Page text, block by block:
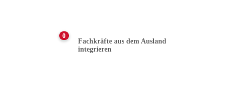
0
Fachkräfte aus dem Ausland
integrieren